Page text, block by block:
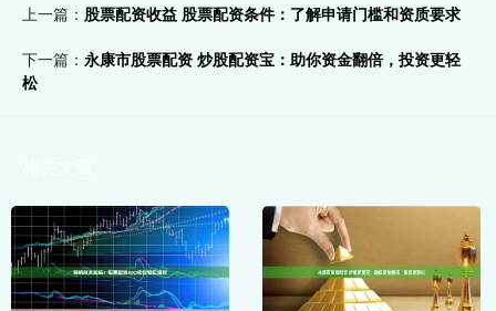
上一篇： 股票配资收益 股票配资条件：了解申请门槛和资质要求
下一篇： 永康市股票配资 炒股配资宝：助你资金翻倍，投资更轻
松